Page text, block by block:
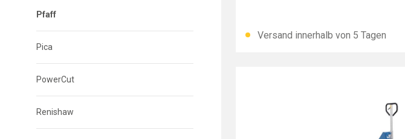
Pfaff
Pica
PowerCut
Renishaw
Versand innerhalb von 5 Tagen